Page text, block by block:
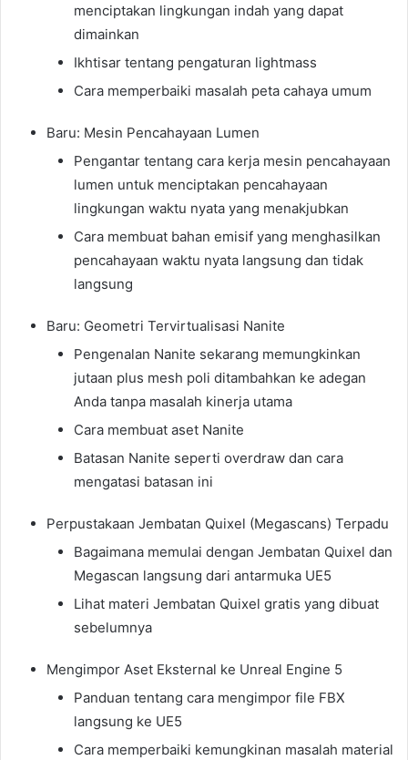
menciptakan lingkungan indah yang dapat
dimainkan
Ikhtisar tentang pengaturan lightmass
Cara memperbaiki masalah peta cahaya umum
Baru: Mesin Pencahayaan Lumen
Pengantar tentang cara kerja mesin pencahayaan
lumen untuk menciptakan pencahayaan
lingkungan waktu nyata yang menakjubkan
Cara membuat bahan emisif yang menghasilkan
pencahayaan waktu nyata langsung dan tidak
langsung
Baru: Geometri Tervirtualisasi Nanite
Pengenalan Nanite sekarang memungkinkan
jutaan plus mesh poli ditambahkan ke adegan
Anda tanpa masalah kinerja utama
Cara membuat aset Nanite
Batasan Nanite seperti overdraw dan cara
mengatasi batasan ini
Perpustakaan Jembatan Quixel (Megascans) Terpadu
Bagaimana memulai dengan Jembatan Quixel dan
Megascan langsung dari antarmuka UE5
Lihat materi Jembatan Quixel gratis yang dibuat
sebelumnya
Mengimpor Aset Eksternal ke Unreal Engine 5
Panduan tentang cara mengimpor file FBX
langsung ke UE5
Cara memperbaiki kemungkinan masalah material